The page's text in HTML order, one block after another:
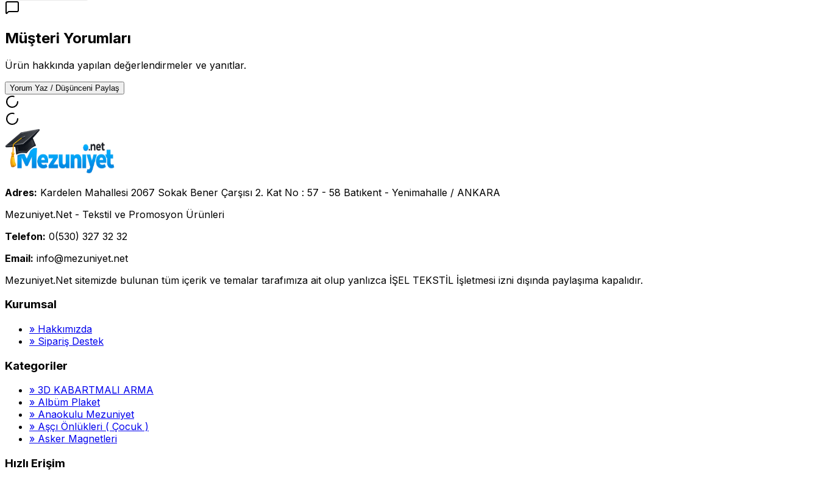
Müşteri Yorumları
Ürün hakkında yapılan değerlendirmeler ve yanıtlar.
Yorum Yaz / Düşünceni Paylaş
Adres: Kardelen Mahallesi 2067 Sokak Bener Çarşısı 2. Kat No : 57 - 58 Batıkent - Yenimahalle / ANKARA
Mezuniyet.Net - Tekstil ve Promosyon Ürünleri
Telefon: 0(530) 327 32 32
Email: info@mezuniyet.net
Mezuniyet.Net sitemizde bulunan tüm içerik ve temalar tarafımıza ait olup yanlızca İŞEL TEKSTİL İşletmesi izni dışında paylaşıma kapalıdır.
Kurumsal
» Hakkımızda
» Sipariş Destek
Kategoriler
» 3D KABARTMALI ARMA
» Albüm Plaket
» Anaokulu Mezuniyet
» Aşçı Önlükleri ( Çocuk )
» Asker Magnetleri
Hızlı Erişim